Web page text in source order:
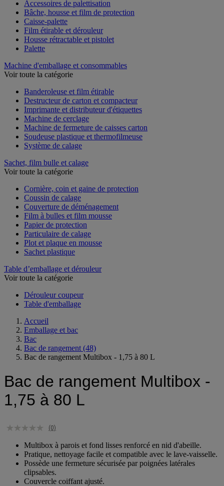
Accessoires de palettisation
Bâche, housse et film de protection
Caisse-palette
Film étirable et dérouleur
Housse rétractable et pistolet
Palette
Machine d'emballage et consommables
Voir toute la catégorie
Banderoleuse et film étirable
Destructeur de carton et compacteur
Imprimante et distributeur d'étiquettes
Machine de cerclage
Machine de fermeture de caisses carton
Soudeuse plastique et thermofilmeuse
Système de calage
Sachet, film bulle et calage
Voir toute la catégorie
Cornière, coin et gaine de protection
Coussin de calage
Couverture de déménagement
Film à bulles et film mousse
Papier de protection
Particulaire de calage
Plot et plaque en mousse
Sachet plastique
Table d’emballage et dérouleur
Voir toute la catégorie
Dérouleur coupeur
Table d'emballage
Accueil
Emballage et bac
Bac
Bac de rangement (48)
Bac de rangement Multibox - 1,75 à 80 L
Bac de rangement Multibox -
1,75 à 80 L
(0)
Multibox à parois et fond lisses renforcé en nid d'abeille.
Pratique, nettoyage facile et compatible avec le lave-vaisselle.
Possède une fermeture sécurisée par poignées latérales
clipsables.
Couvercle coiffant ajusté.